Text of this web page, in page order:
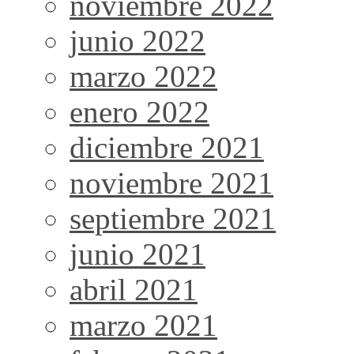
junio 2022
marzo 2022
enero 2022
diciembre 2021
noviembre 2021
septiembre 2021
junio 2021
abril 2021
marzo 2021